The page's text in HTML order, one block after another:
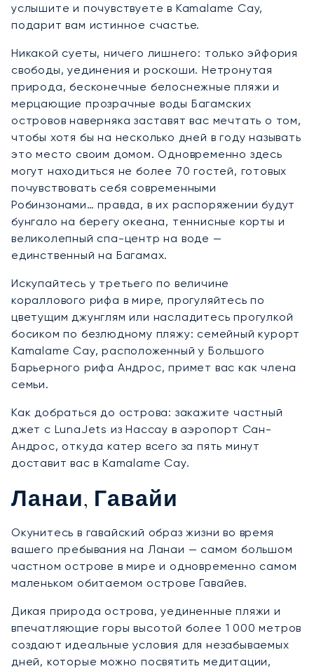
услышите и почувствуете в Kamalame Cay,
подарит вам истинное счастье.
Никакой суеты, ничего лишнего: только эйфория
свободы, уединения и роскоши. Нетронутая
природа, бесконечные белоснежные пляжи и
мерцающие прозрачные воды Багамских
островов наверняка заставят вас мечтать о том,
чтобы хотя бы на несколько дней в году называть
это место своим домом. Одновременно здесь
могут находиться не более 70 гостей, готовых
почувствовать себя современными
Робинзонами… правда, в их распоряжении будут
бунгало на берегу океана, теннисные корты и
великолепный спа-центр на воде —
единственный на Багамах.
Искупайтесь у третьего по величине
кораллового рифа в мире, прогуляйтесь по
цветущим джунглям или насладитесь прогулкой
босиком по безлюдному пляжу: семейный курорт
Kamalame Cay, расположенный у Большого
Барьерного рифа Андрос, примет вас как члена
семьи.
Как добраться до острова: закажите частный
джет с LunaJets из Нассау в аэропорт Сан-
Андрос, откуда катер всего за пять минут
доставит вас в Kamalame Cay.
Ланаи, Гавайи
Окунитесь в гавайский образ жизни во время
вашего пребывания на Ланаи — самом большом
частном острове в мире и одновременно самом
маленьком обитаемом острове Гавайев.
Дикая природа острова, уединенные пляжи и
впечатляющие горы высотой более 1 000 метров
создают идеальные условия для незабываемых
дней, которые можно посвятить медитации,